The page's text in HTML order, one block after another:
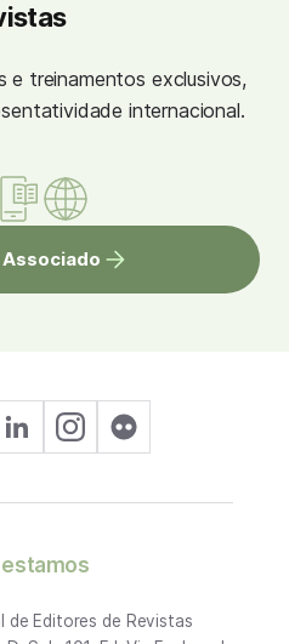
e treinamentos exclusivos,
internacional.
estamos
de Editores de Revistas